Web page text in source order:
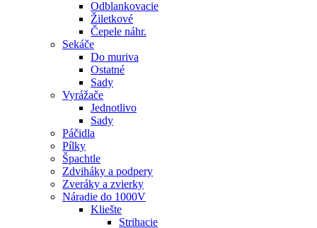
Odblankovacie
Žiletkové
Čepele náhr.
Sekáče
Do muriva
Ostatné
Sady
Vyrážače
Jednotlivo
Sady
Páčidla
Pílky
Špachtle
Zdviháky a podpery
Zveráky a zvierky
Náradie do 1000V
Kliešte
Strihacie